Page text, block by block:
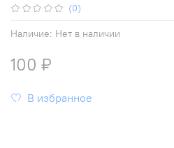
(0)
Наличие: Нет в наличии
100 ₽
В избранное